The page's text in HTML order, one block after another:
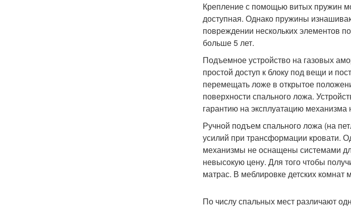
Крепление с помощью витых пружин
доступная. Однако пружины
повреждении нескольких элементов
больше 5 лет.
Подъемное устройство на газовых
простой доступ к блоку под вещи и
перемещать ложе в открытое
поверхности спального ложа.
гарантию на эксплуатацию механизма
Ручной подъем спального ложа (на
усилий при трансформации кровати.
механизмы не оснащены системами
невысокую цену. Для того чтобы
матрас. В меблировке детских комнат
По числу спальных мест различают